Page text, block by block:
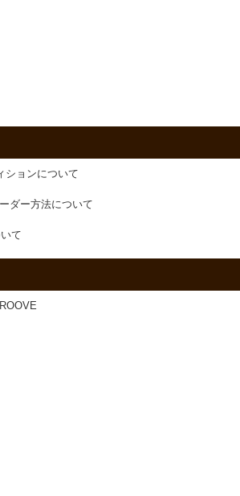
ションについて
ダー方法について
て